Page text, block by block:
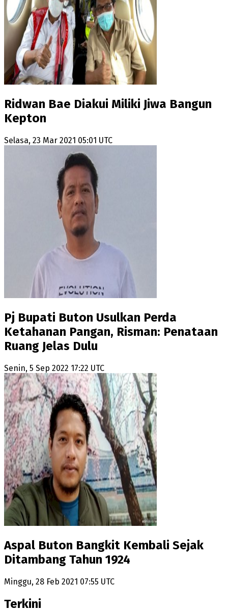
Ridwan Bae Diakui Miliki Jiwa Bangun
Kepton
Selasa, 23 Mar 2021 05:01 UTC
Pj Bupati Buton Usulkan Perda
Ketahanan Pangan, Risman: Penataan
Ruang Jelas Dulu
Senin, 5 Sep 2022 17:22 UTC
Aspal Buton Bangkit Kembali Sejak
Ditambang Tahun 1924
Minggu, 28 Feb 2021 07:55 UTC
Terkini